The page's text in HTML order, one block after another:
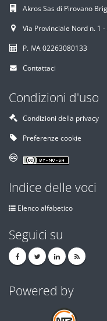
Akros Sas di Pirovano
Via Provinciale Nord n. 1 -
P. IVA 02263080133
Contattaci
Condizioni d'uso
Condizioni della privacy
Preferenze cookie
Indice delle voci
Elenco alfabetico
Seguici su
Powered by